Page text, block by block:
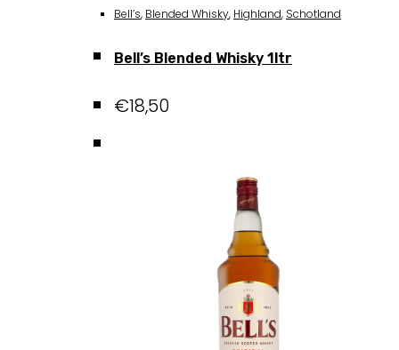
Bell’s, Blended Whisky, Highland, Schotland
Bell’s Blended Whisky 1ltr
€18,50